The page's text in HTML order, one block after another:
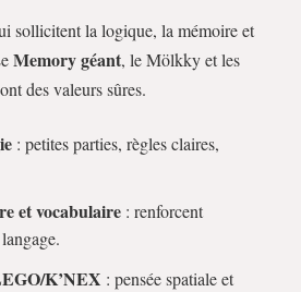
sollicitent la logique, la mémoire et
Memory géant, le Mölkky et les
des valeurs sûres.
: petites parties, règles claires,
et vocabulaire : renforcent
K’NEX : pensée spatiale et